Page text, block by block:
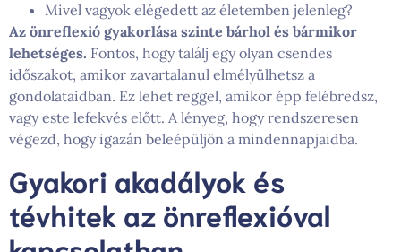
Mivel vagyok elégedett az életemben jelenleg?
Az önreflexió gyakorlása szinte bárhol és bármikor
lehetséges. Fontos, hogy találj egy olyan csendes
időszakot, amikor zavartalanul elmélyülhetsz a
gondolataidban. Ez lehet reggel, amikor épp felébredsz,
vagy este lefekvés előtt. A lényeg, hogy rendszeresen
végezd, hogy igazán beleépüljön a mindennapjaidba.
Gyakori akadályok és
tévhitek az önreflexióval